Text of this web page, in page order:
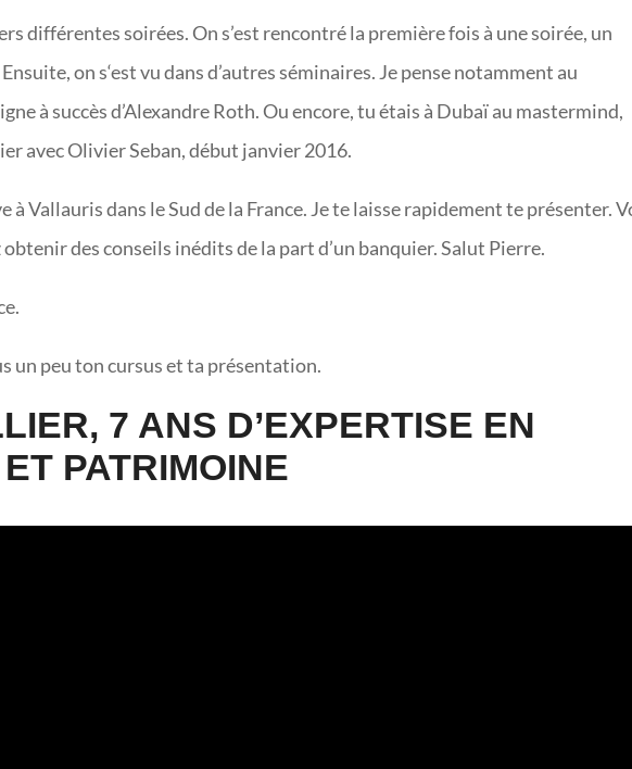
différentes soirées. On s’est rencontré la première fois à une soirée, un
on s‘est vu dans d’autres séminaires. Je pense notamment au
à succès d’Alexandre Roth. Ou encore, tu étais à Dubaï au mastermind,
avec Olivier Seban, début janvier 2016.
à Vallauris dans le Sud de la France. Je te laisse rapidement te présenter.
des conseils inédits de la part d’un banquier. Salut Pierre.
un peu ton cursus et ta présentation.
7 ANS D’EXPERTISE EN
PATRIMOINE